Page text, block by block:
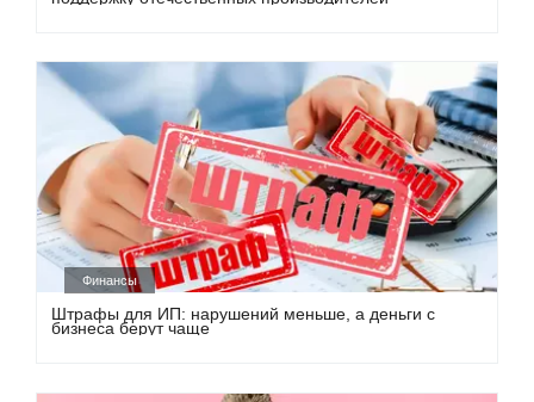
Финансы
Штрафы для ИП: нарушений меньше, а деньги с
бизнеса берут чаще